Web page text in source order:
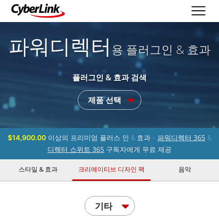
파워디렉터 용 플러그인 & 효과
플러그인 & 효과 검색
제품 선택
$14,900.00 이상의 프리미엄 플러스 인 & 효과 - 파워디렉터 365 &
디렉터 스위트 365 구독자에게 무료 제공
스타일 & 효과 크리에이티브 디자인 팩 음악
기타